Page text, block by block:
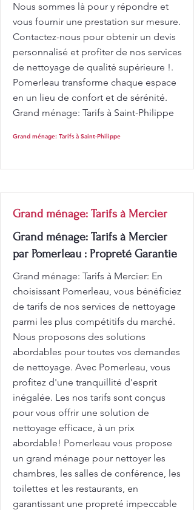
Nous sommes là pour y répondre et
vous fournir une prestation sur mesure.
Contactez-nous pour obtenir un devis
personnalisé et profiter de nos services
de nettoyage de qualité supérieure !.
Pomerleau transforme chaque espace
en un lieu de confort et de sérénité.
Grand ménage: Tarifs à Saint-Philippe
Grand ménage: Tarifs à Saint-Philippe
Grand ménage: Tarifs à Mercier
Grand ménage: Tarifs à Mercier
par Pomerleau : Propreté Garantie
Grand ménage: Tarifs à Mercier: En
choisissant Pomerleau, vous bénéficiez
de tarifs de nos services de nettoyage
parmi les plus compétitifs du marché.
Nous proposons des solutions
abordables pour toutes vos demandes
de nettoyage. Avec Pomerleau, vous
profitez d'une tranquillité d'esprit
inégalée. Les nos tarifs sont conçus
pour vous offrir une solution de
nettoyage efficace, à un prix
abordable! Pomerleau vous propose
un grand ménage pour nettoyer les
chambres, les salles de conférence, les
toilettes et les restaurants, en
garantissant une propreté impeccable